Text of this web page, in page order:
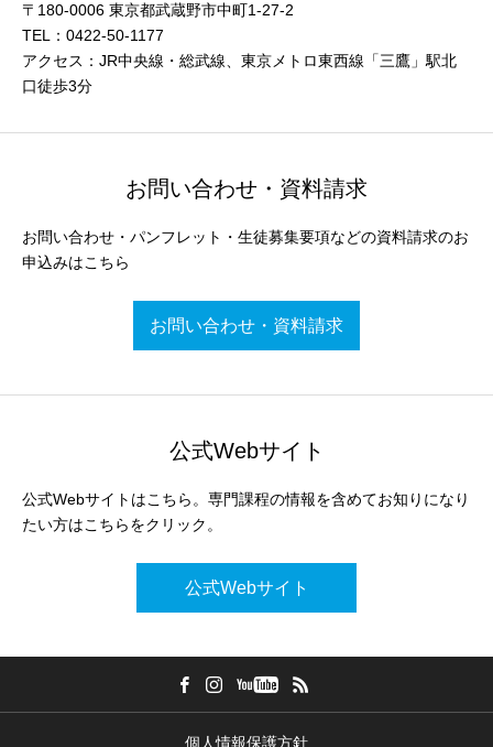
〒180-0006 東京都武蔵野市中町1-27-2
TEL：0422-50-1177
アクセス：JR中央線・総武線、東京メトロ東西線「三鷹」駅北
口徒歩3分
お問い合わせ・資料請求
お問い合わせ・パンフレット・生徒募集要項などの資料請求のお
申込みはこちら
お問い合わせ・資料請求
公式Webサイト
公式Webサイトはこちら。専門課程の情報を含めてお知りになり
たい方はこちらをクリック。
公式Webサイト
個人情報保護方針